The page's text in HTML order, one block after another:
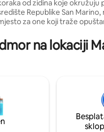
od zidina koje okružuju
Republike San Marino,
za one koji traže
planine. Kuća, moderna i s
detaljima,
za svaku udobnost. Besplatan
koraka od ulaznih
su dobrodošli
na lokaciji